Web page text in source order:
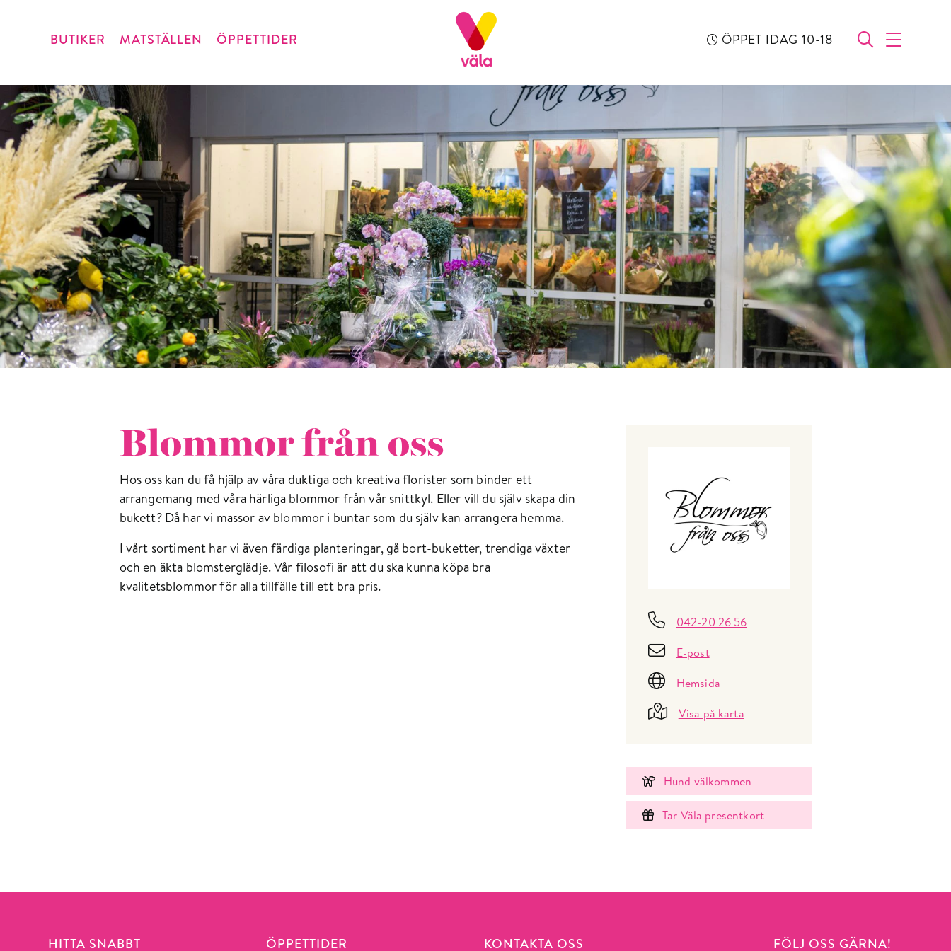
BUTIKER MATSTÄLLEN ÖPPETTIDER ÖPPET IDAG 10-18
ÖPPNA
Blommor från oss
Hos oss kan du få hjälp av våra duktiga och kreativa florister som binder ett
arrangemang med våra härliga blommor från vår snittkyl. Eller vill du själv skapa din
bukett? Då har vi massor av blommor i buntar som du själv kan arrangera hemma.
I vårt sortiment har vi även färdiga planteringar, gå bort-buketter, trendiga växter
och en äkta blomsterglädje. Vår filosofi är att du ska kunna köpa bra
kvalitetsblommor för alla tillfälle till ett bra pris.
042-20 26 56
E-post
Hemsida
Visa på karta
Hund välkommen
Tar Väla presentkort
HITTA SNABBT ÖPPETTIDER KONTAKTA OSS FÖLJ OSS GÄRNA!